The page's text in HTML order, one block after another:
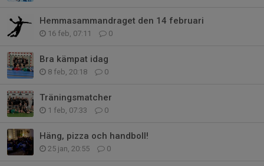
Hemmasammandraget den 14 februari
16 feb, 07:11 0
Bra kämpat idag
8 feb, 20:18 0
Träningsmatcher
1 feb, 07:33 0
Häng, pizza och handboll!
25 jan, 20:55 0